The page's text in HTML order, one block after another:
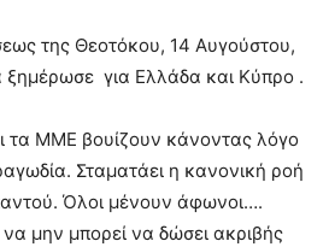
της Θεοτόκου, 14 Αυγούστου,
ξημέρωσε για Ελλάδα και Κύπρο .
τα ΜΜΕ βουίζουν κάνοντας λόγο
Σταματάει η κανονική ροή
Όλοι μένουν άφωνοι….
να μην μπορεί να δώσει ακριβής